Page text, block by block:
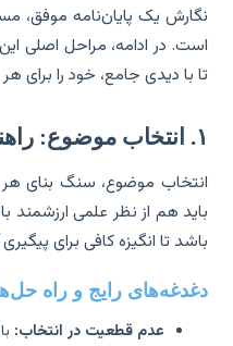
یک پایان‌نامه موفق، مستلزم
در ادامه، مراحل اصلی این
با دیدی جامع، خود را برای هر گام
موضوع، سنگ بنای هر
هم از نظر علمی ارزشمند
تا انگیزه کافی برای پیگیری آن
رایج و راه حل‌ها
عدم قطعیت در انتخاب:با